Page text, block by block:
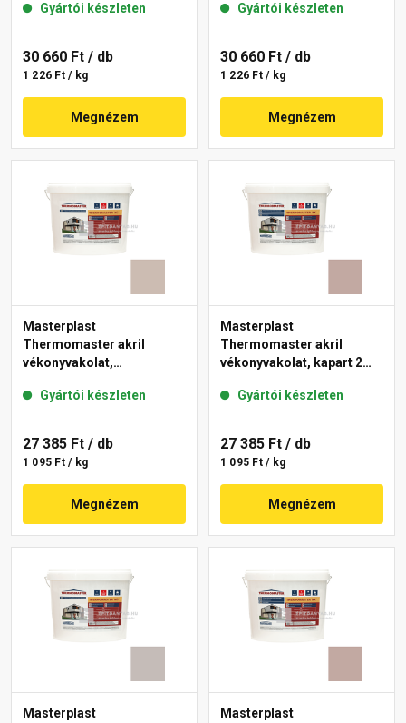
Gyártói készleten
30 660 Ft / db
1 226 Ft / kg
Megnézem
Gyártói készleten
30 660 Ft / db
1 226 Ft / kg
Megnézem
Masterplast
Thermomaster akril
vékonyvakolat,
44-D 25 kg
Gyártói készleten
27 385 Ft / db
1 095 Ft / kg
Megnézem
Masterplast
Thermomaster akril
vékonyvakolat, kapart 2
Gyártói készleten
27 385 Ft / db
1 095 Ft / kg
Megnézem
Masterplast
Masterplast